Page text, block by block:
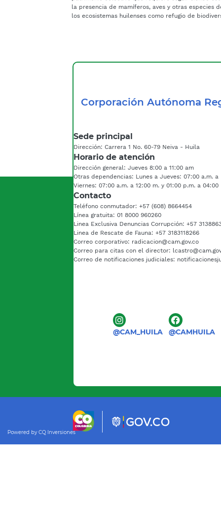
la presencia de mamíferos, aves y otras especies
los ecosistemas huilenses como refugio de
Corporación Autónoma
Sede principal
Dirección: Carrera 1 No. 60-79 Neiva - Huila
Horario de atención
Dirección general: Jueves 8:00 a 11:00 am
Otras dependencias: Lunes a Jueves: 07:00 a.m.
Viernes: 07:00 a.m. a 12:00 m. y 01:00 p.m. a 04:00
Contacto
Teléfono conmutador: +57 (608) 8664454
Línea gratuita: 01 8000 960260
Linea Exclusiva Denuncias Corrupción: +57
Linea de Rescate de Fauna: +57 3183118266
Correo corporativo: radicacion@cam.gov.co
Correo para citas con el director:
Correo de notificaciones judiciales:
@CAM_HUILA @CAMHUILA
Powered by CQ Inversiones